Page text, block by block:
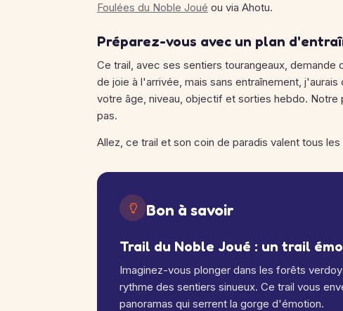
Foulées du Noble Joué ou via Ahotu.
Préparez-vous avec un plan
Ce trail, avec ses sentiers tourangeaux,
de joie à l'arrivée, mais sans entraînement,
votre âge, niveau, objectif et sorties hebdo. Notre
pas.
Allez, ce trail et son coin de paradis valent tous
Bon à savoir
Trail du Noble Joué : un trail
Imaginez-vous plonger dans les forêts
rythme des sentiers sinueux. Ce trail vous
panoramas qui serrent la gorge d'émotion.